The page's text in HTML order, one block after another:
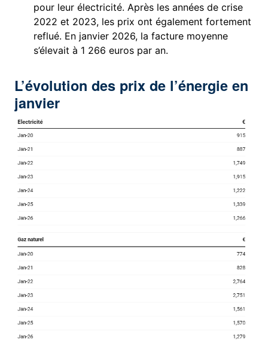
pour leur électricité. Après les années de crise
2022 et 2023, les prix ont également fortement
reflué. En janvier 2026, la facture moyenne
s’élevait à 1 266 euros par an.
L’évolution des prix de l’énergie en
janvier